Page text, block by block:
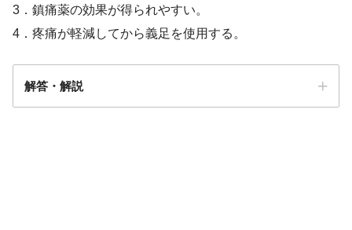
3．鎮痛薬の効果が得られやすい。
4．疼痛が軽減してから義足を使用する。
解答・解説